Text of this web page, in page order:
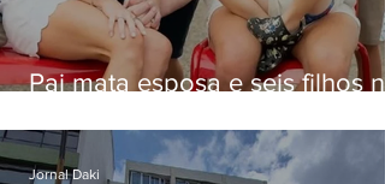
Pai mata esposa e seis filhos
Jornal Daki